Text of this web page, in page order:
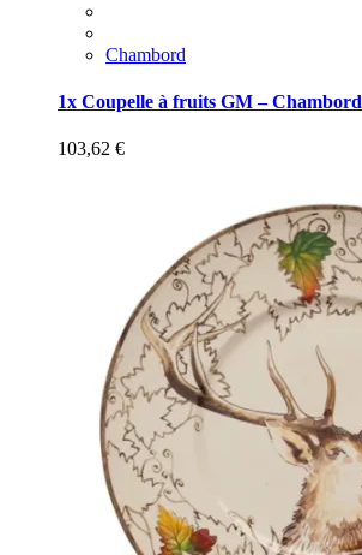
Chambord
1x Coupelle à fruits GM – Chambord
103,62 €